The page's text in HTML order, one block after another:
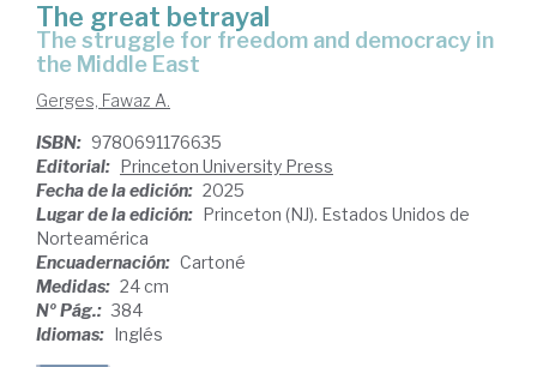
The great betrayal
the struggle for freedom and democracy in
the Middle East
Gerges, Fawaz A.
ISBN: 9780691176635
Editorial: Princeton University Press
Fecha de la edición: 2025
Lugar de la edición: Princeton (NJ). Estados Unidos de
Norteamérica
Encuadernación: Cartoné
Medidas: 24 cm
Nº Pág.: 384
Idiomas: Inglés